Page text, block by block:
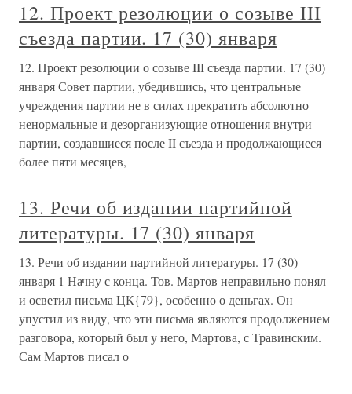
12. Проект резолюции о созыве III
съезда партии. 17 (30) января
12. Проект резолюции о созыве III съезда партии. 17 (30)
января Совет партии, убедившись, что центральные
учреждения партии не в силах прекратить абсолютно
ненормальные и дезорганизующие отношения внутри
партии, создавшиеся после II съезда и продолжающиеся
более пяти месяцев,
13. Речи об издании партийной
литературы. 17 (30) января
13. Речи об издании партийной литературы. 17 (30)
января 1 Начну с конца. Тов. Мартов неправильно понял
и осветил письма ЦК{79}, особенно о деньгах. Он
упустил из виду, что эти письма являются продолжением
разговора, который был у него, Мартова, с Травинским.
Сам Мартов писал о